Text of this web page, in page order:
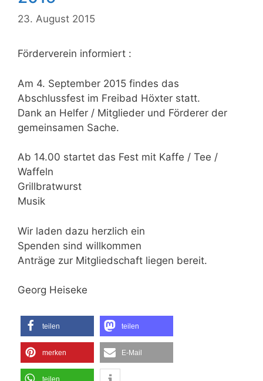
23. August 2015
Förderverein informiert :
Am 4. September 2015 findes das
Abschlussfest im Freibad Höxter statt.
Dank an Helfer / Mitglieder und Förderer der
gemeinsamen Sache.
Ab 14.00 startet das Fest mit Kaffe / Tee /
Waffeln
Grillbratwurst
Musik
Wir laden dazu herzlich ein
Spenden sind willkommen
Anträge zur Mitgliedschaft liegen bereit.
Georg Heiseke
teilen teilen
merken E-Mail
teilen